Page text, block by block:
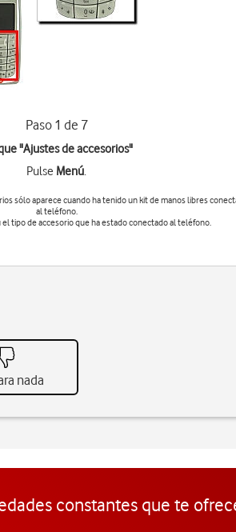
Paso 1 de 7
"Ajustes de accesorios"
Pulse Menú.
sólo aparece cuando ha tenido un kit de manos libres
al teléfono.
tipo de accesorio que ha estado conectado al teléfono.
nada
constantes que te